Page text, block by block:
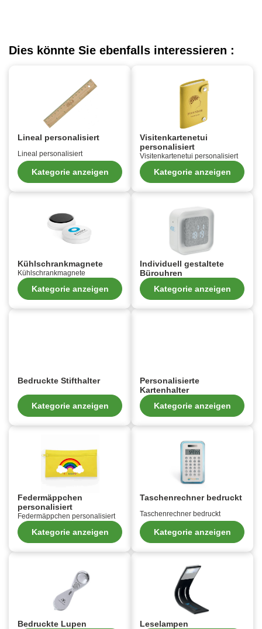
Dies könnte Sie ebenfalls interessieren :
Lineal personalisiert
Lineal personalisiert
Kategorie anzeigen
Visitenkartenetui
personalisiert
Visitenkartenetui personalisiert
Kategorie anzeigen
Kühlschrankmagnete
Kühlschrankmagnete
Kategorie anzeigen
Individuell gestaltete
Bürouhren
Kategorie anzeigen
Bedruckte Stifthalter
Kategorie anzeigen
Personalisierte
Kartenhalter
Kategorie anzeigen
Federmäppchen
personalisiert
Federmäppchen personalisiert
Kategorie anzeigen
Taschenrechner bedruckt
Taschenrechner bedruckt
Kategorie anzeigen
Bedruckte Lupen
Leselampen